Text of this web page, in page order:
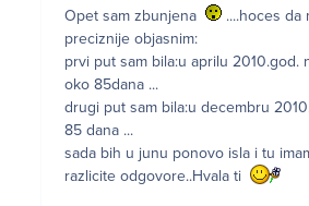
Opet sam zbunjena
....hoces
preciznije objasnim:
prvi put sam bila:u aprilu
oko 85dana ...
drugi put sam bila:u decembru
85 dana ...
sada bih u junu ponovo isla i tu
razlicite odgovore..Hvala ti